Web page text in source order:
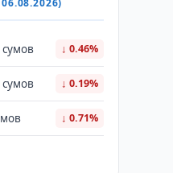
↓ 0.46%
↓ 0.19%
↓ 0.71%